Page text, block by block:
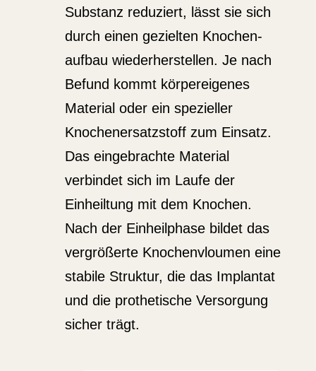
Substanz reduziert, lässt sie sich
durch einen gezielten Knochen­
aufbau wieder­her­stellen. Je nach
Befund kommt körper­ei­genes
Material oder ein spezi­eller
Knochen­er­satz­stoff zum Einsatz.
Das einge­brachte Material
verbindet sich im Laufe der
Einheiltung mit dem Knochen.
Nach der Einheil­phase bildet das
vergrö­ßerte Knochen­vloumen eine
stabile Struktur, die das Implantat
und die prothe­tische Versorgung
sicher trägt.